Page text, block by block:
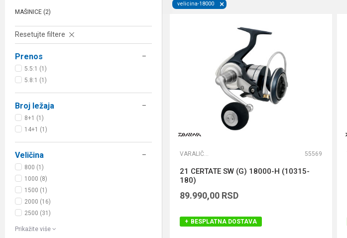
MAŠINICE (2)
Resetujte filtere
Prenos
5.5:1 (1)
5.8:1 (1)
Broj ležaja
8+1 (1)
14+1 (1)
Veličina
800 (1)
1000 (8)
1500 (1)
2000 (16)
2500 (31)
Prikažite više
velicina-18000
VARALIČARSKE MAŠINICE 55569
21 CERTATE SW (G) 18000-H (10315-
180)
89.990,00 RSD
BESPLATNA DOSTAVA